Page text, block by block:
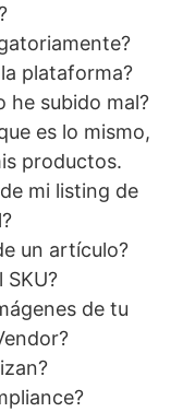
plataforma?
he subido mal?
es lo mismo,
productos.
mi listing de
un artículo?
SKU?
de tu